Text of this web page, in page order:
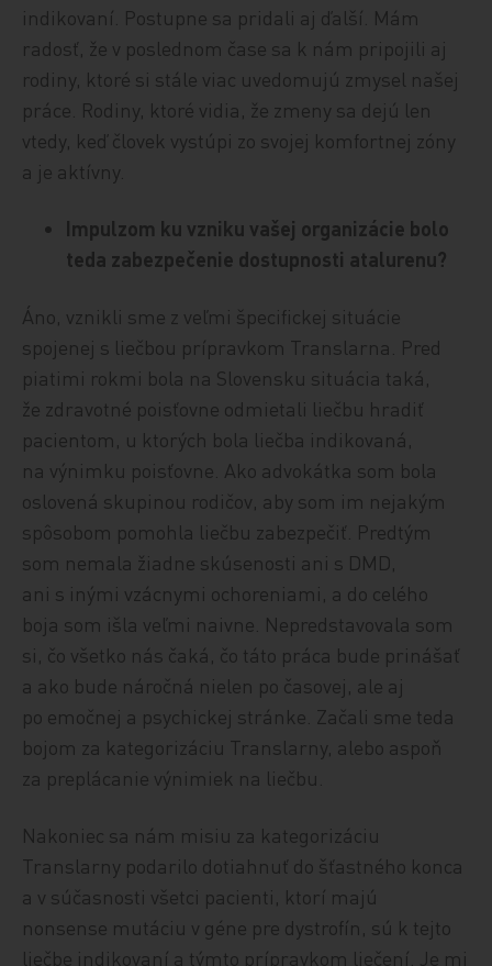
indikovaní. Postupne sa pridali aj ďalší. Mám
radosť, že v poslednom čase sa k nám pripojili aj
rodiny, ktoré si stále viac uvedomujú zmysel našej
práce. Rodiny, ktoré vidia, že zmeny sa dejú len
vtedy, keď človek vystúpi zo svojej komfortnej zóny
a je aktívny.
Impulzom ku vzniku vašej organizácie bolo
teda zabezpečenie dostupnosti atalurenu?
Áno, vznikli sme z veľmi špecifickej situácie
spojenej s liečbou prípravkom Translarna. Pred
piatimi rokmi bola na Slovensku situácia taká,
že zdravotné poisťovne odmietali liečbu hradiť
pacientom, u ktorých bola liečba indikovaná,
na výnimku poisťovne. Ako advokátka som bola
oslovená skupinou rodičov, aby som im nejakým
spôsobom pomohla liečbu zabezpečiť. Predtým
som nemala žiadne skúsenosti ani s DMD,
ani s inými vzácnymi ochoreniami, a do celého
boja som išla veľmi naivne. Nepredstavovala som
si, čo všetko nás čaká, čo táto práca bude prinášať
a ako bude náročná nielen po časovej, ale aj
po emočnej a psychickej stránke. Začali sme teda
bojom za kategorizáciu Translarny, alebo aspoň
za preplácanie výnimiek na liečbu.
Nakoniec sa nám misiu za kategorizáciu
Translarny podarilo dotiahnuť do šťastného konca
a v súčasnosti všetci pacienti, ktorí majú
nonsense mutáciu v géne pre dystrofín, sú k tejto
liečbe indikovaní a týmto prípravkom liečení. Je mi